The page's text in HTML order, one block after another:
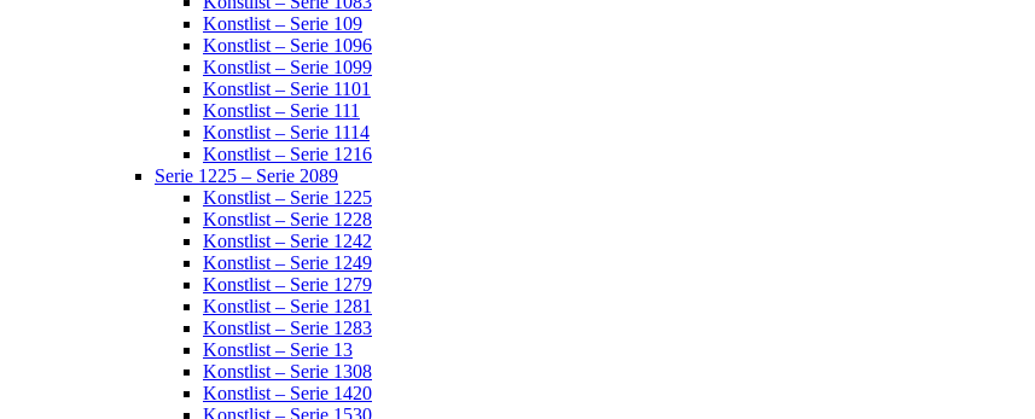
Konstlist – Serie 109
Konstlist – Serie 1096
Konstlist – Serie 1099
Konstlist – Serie 1101
Konstlist – Serie 111
Konstlist – Serie 1114
Konstlist – Serie 1216
Serie 1225 – Serie 2089
Konstlist – Serie 1225
Konstlist – Serie 1228
Konstlist – Serie 1242
Konstlist – Serie 1249
Konstlist – Serie 1279
Konstlist – Serie 1281
Konstlist – Serie 1283
Konstlist – Serie 13
Konstlist – Serie 1308
Konstlist – Serie 1420
Konstlist – Serie 1530